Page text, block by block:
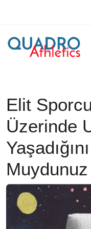
Elit
Üzerinde